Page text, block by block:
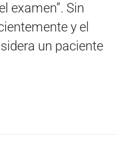
examen”. Sin
y el
un paciente